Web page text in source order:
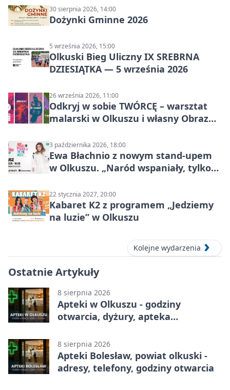
30 sierpnia 2026, 14:00
Dożynki Gminne 2026
5 września 2026, 15:00
Olkuski Bieg Uliczny IX SREBRNA
DZIESIĄTKA — 5 września 2026
26 września 2026, 11:00
Odkryj w sobie TWÓRCĘ – warsztat
malarski w Olkuszu i własny Obraz
3 października 2026, 18:00
Ewa Błachnio z nowym stand-upem
w Olkuszu. „Naród wspaniały, tylko
22 stycznia 2027, 20:00
Kabaret K2 z programem „Jedziemy
na luzie” w Olkuszu
Kolejne wydarzenia
Ostatnie Artykuły
8 sierpnia 2026
Apteki w Olkuszu - godziny
otwarcia, dyżury, apteka
8 sierpnia 2026
Apteki Bolesław, powiat olkuski -
adresy, telefony, godziny otwarcia